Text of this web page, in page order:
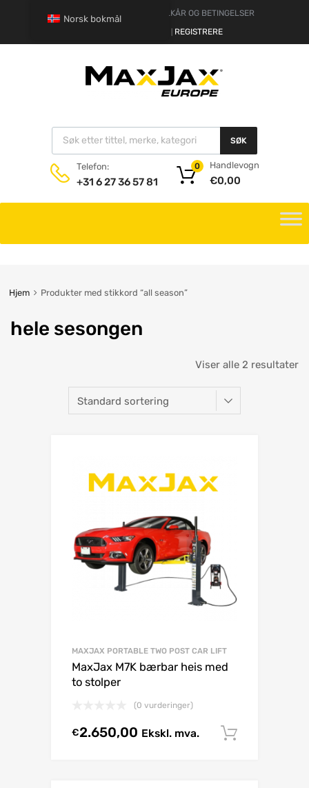
FRASKRIVELSE
VILKÅR OG BETINGELSER
REGISTRERE
SØK
Telefon:
+31 6 27 36 57 81
Handlevogn
€0,00
0
Hjem Produkter med stikkord “all season”
hele sesongen
Viser alle 2 resultater
MAXJAX PORTABLE TWO POST CAR LIFT
MaxJax M7K bærbar heis med
to stolper
(0 vurderinger)
€2.650,00 Ekskl. mva.
Norsk bokmål